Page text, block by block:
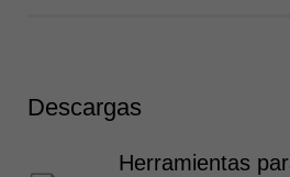
Descargas
Herramientas